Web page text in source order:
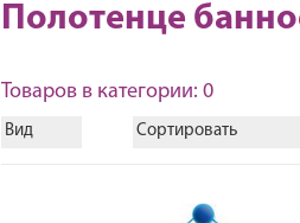
Полотенце
Товаров в категории: 0
Вид Сортировать